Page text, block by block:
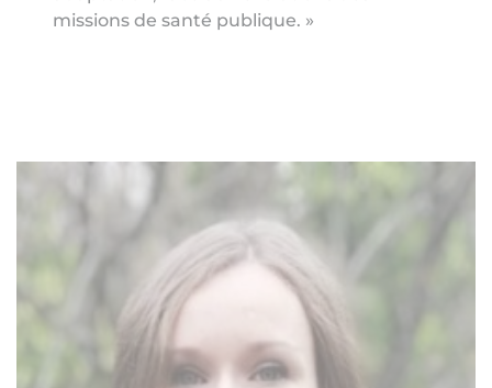
missions de santé publique. »